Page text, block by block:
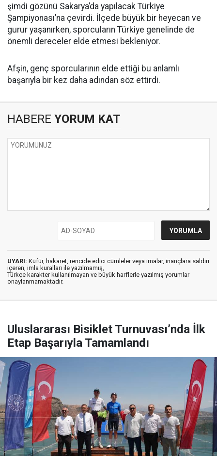
şimdi gözünü Sakarya’da yapılacak Türkiye
Şampiyonası’na çevirdi. İlçede büyük bir heyecan ve
gurur yaşanırken, sporcuların Türkiye genelinde de
önemli dereceler elde etmesi bekleniyor.
Afşin, genç sporcularının elde ettiği bu anlamlı
başarıyla bir kez daha adından söz ettirdi.
HABERE YORUM KAT
UYARI: Küfür, hakaret, rencide edici cümleler veya imalar, inançlara saldırı
içeren, imla kuralları ile yazılmamış,
Türkçe karakter kullanılmayan ve büyük harflerle yazılmış yorumlar
onaylanmamaktadır.
Uluslararası Bisiklet Turnuvası’nda İlk
Etap Başarıyla Tamamlandı